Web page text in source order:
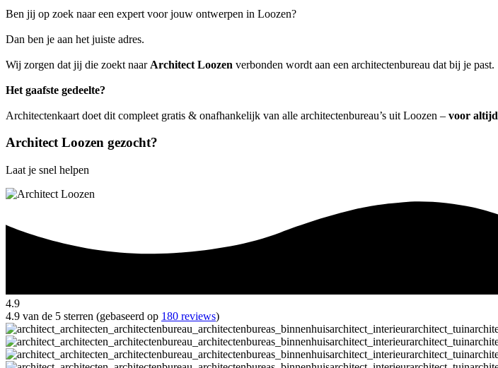
Ben jij op zoek naar een expert voor jouw ontwerpen in Loozen?
Dan ben je aan het juiste adres.
Wij zorgen dat jij die zoekt naar Architect Loozen verbonden wordt aan een architectenbureau dat bij je past.
Het gaafste gedeelte?
Architectenkaart doet dit compleet gratis & onafhankelijk van alle architectenbureau’s uit Loozen – voor altijd
Architect Loozen gezocht?
Laat je snel helpen
4.9
4.9 van de 5 sterren (gebaseerd op 180 reviews)